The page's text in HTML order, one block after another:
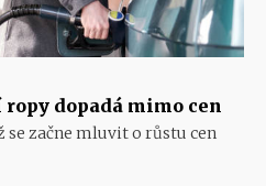
ropy dopadá mimo cen
se začne mluvit o růstu cen